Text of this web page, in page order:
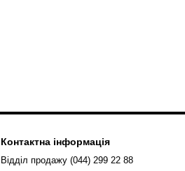
Контактна інформація
Відділ продажу (044) 299 22 88